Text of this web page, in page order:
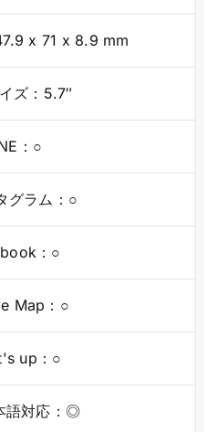
x 71 x 8.9 mm
ズ：5.7″
：○
グラム：○
：○
Map：○
up：○
語対応：◎